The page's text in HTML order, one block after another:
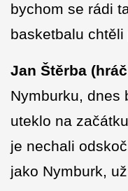
bychom se rádi
basketbalu chtěli
Jan Štěrba
Nymburku, dnes
uteklo na
je nechali
jako Nymburk,